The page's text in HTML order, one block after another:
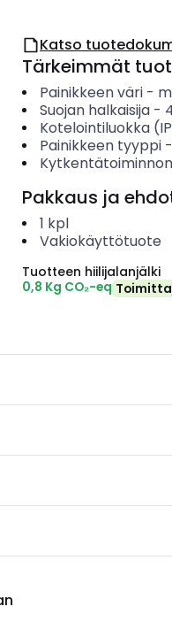
Katso
Tärkeimmät
Painikkeen väri-
Suojan halkaisija-
Kotelointiluokka
Painikkeen tyyppi-
Pakkaus ja
1 kpl
Vakiokäyttötuote
Tuotteen hiilijalanjälki
0,8 Kg CO₂-eq